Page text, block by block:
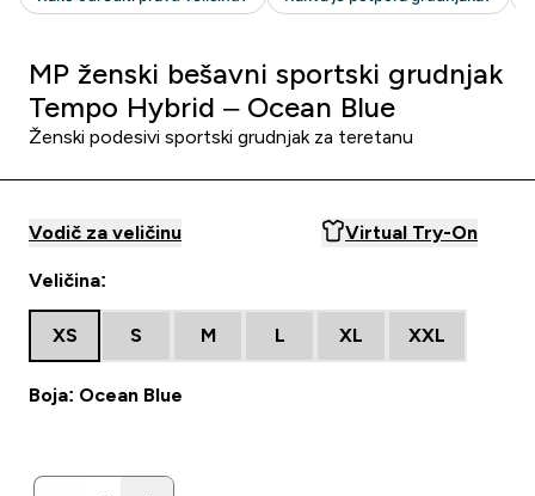
MP ženski bešavni sportski grudnjak
Tempo Hybrid – Ocean Blue
Ženski podesivi sportski grudnjak za teretanu
Vodič za veličinu Virtual Try-On
Veličina:
XS S M L XL XXL
Boja: Ocean Blue